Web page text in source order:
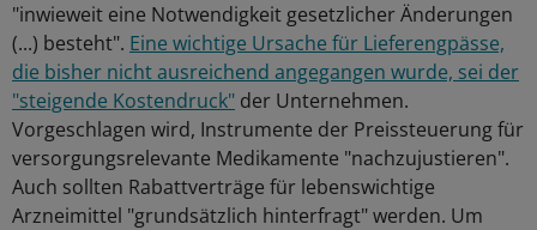
"inwieweit eine Notwendigkeit gesetzlicher Änderungen
(...) besteht". Eine wichtige Ursache für Lieferengpässe,
die bisher nicht ausreichend angegangen wurde, sei der
"steigende Kostendruck" der Unternehmen.
Vorgeschlagen wird, Instrumente der Preissteuerung für
versorgungsrelevante Medikamente "nachzujustieren".
Auch sollten Rabattverträge für lebenswichtige
Arzneimittel "grundsätzlich hinterfragt" werden. Um